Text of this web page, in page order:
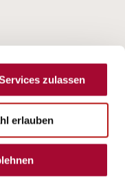
zulassen
erlauben